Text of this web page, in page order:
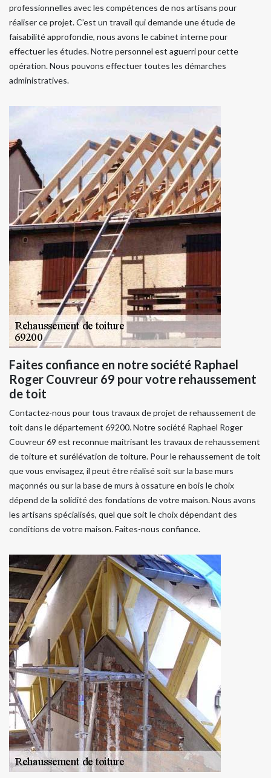
professionnelles avec les compétences de nos artisans pour
réaliser ce projet. C’est un travail qui demande une étude de
faisabilité approfondie, nous avons le cabinet interne pour
effectuer les études. Notre personnel est aguerri pour cette
opération. Nous pouvons effectuer toutes les démarches
administratives.
Faites confiance en notre société Raphael
Roger Couvreur 69 pour votre rehaussement
de toit
Contactez-nous pour tous travaux de projet de rehaussement de
toit dans le département 69200. Notre société Raphael Roger
Couvreur 69 est reconnue maitrisant les travaux de rehaussement
de toiture et surélévation de toiture. Pour le rehaussement de toit
que vous envisagez, il peut être réalisé soit sur la base murs
maçonnés ou sur la base de murs à ossature en bois le choix
dépend de la solidité des fondations de votre maison. Nous avons
les artisans spécialisés, quel que soit le choix dépendant des
conditions de votre maison. Faites-nous confiance.